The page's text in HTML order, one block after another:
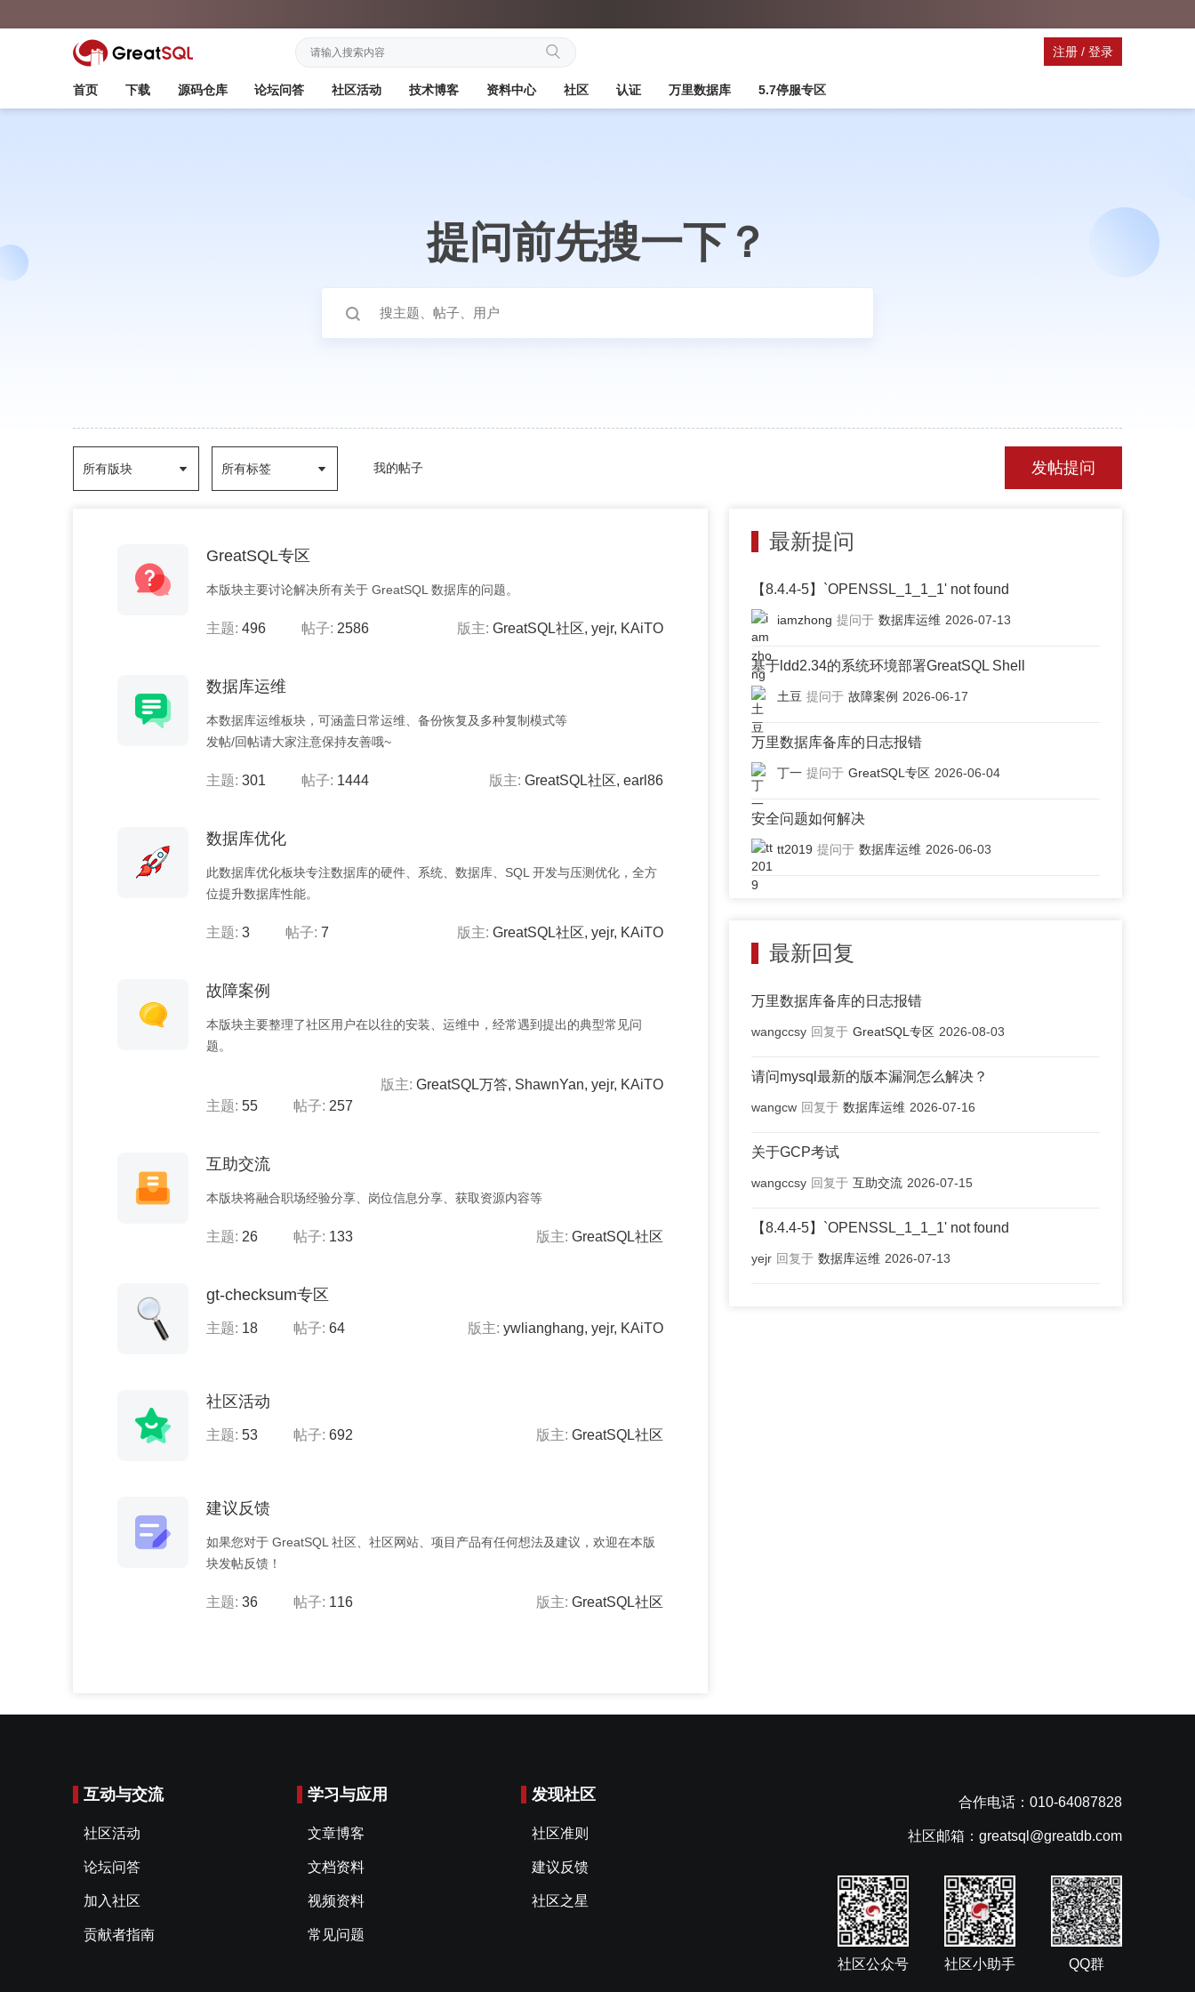
注册 / 登录
首页 下载 源码仓库 论坛问答 社区活动 技术博客 资料中心 社区 认证 万里数据库 5.7停服专区
提问前先搜一下？
所有版块 所有标签 我的帖子 发帖提问
GreatSQL专区
本版块主要讨论解决所有关于 GreatSQL 数据库的问题。
版主: GreatSQL社区, yejr, KAiTO
主题: 496 帖子: 2586
数据库运维
本数据库运维板块，可涵盖日常运维、备份恢复及多种复制模式等
发帖/回帖请大家注意保持友善哦~
版主: GreatSQL社区, earl86
主题: 301 帖子: 1444
数据库优化
此数据库优化板块专注数据库的硬件、系统、数据库、SQL 开发与压测优化，全方
位提升数据库性能。
版主: GreatSQL社区, yejr, KAiTO
主题: 3 帖子: 7
故障案例
本版块主要整理了社区用户在以往的安装、运维中，经常遇到提出的典型常见问
题。
版主: GreatSQL万答, ShawnYan, yejr, KAiTO
主题: 55 帖子: 257
互助交流
本版块将融合职场经验分享、岗位信息分享、获取资源内容等
版主: GreatSQL社区
主题: 26 帖子: 133
gt-checksum专区
版主: ywlianghang, yejr, KAiTO
主题: 18 帖子: 64
社区活动
版主: GreatSQL社区
主题: 53 帖子: 692
建议反馈
如果您对于 GreatSQL 社区、社区网站、项目产品有任何想法及建议，欢迎在本版
块发帖反馈！
版主: GreatSQL社区
主题: 36 帖子: 116
最新提问
【8.4.4-5】`OPENSSL_1_1_1' not found
iamzhong 提问于 数据库运维 2026-07-13
基于ldd2.34的系统环境部署GreatSQL Shell
土豆 提问于 故障案例 2026-06-17
万里数据库备库的日志报错
丁一 提问于 GreatSQL专区 2026-06-04
安全问题如何解决
tt2019 提问于 数据库运维 2026-06-03
最新回复
万里数据库备库的日志报错
wangccsy 回复于 GreatSQL专区 2026-08-03
请问mysql最新的版本漏洞怎么解决？
wangcw 回复于 数据库运维 2026-07-16
关于GCP考试
wangccsy 回复于 互助交流 2026-07-15
【8.4.4-5】`OPENSSL_1_1_1' not found
yejr 回复于 数据库运维 2026-07-13
互动与交流
社区活动
论坛问答
加入社区
贡献者指南
学习与应用
文章博客
文档资料
视频资料
常见问题
发现社区
社区准则
建议反馈
社区之星
合作电话：010-64087828
社区邮箱：greatsql@greatdb.com
社区公众号 社区小助手 QQ群